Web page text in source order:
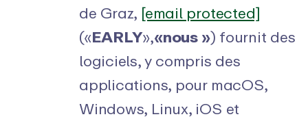
de Graz, [email protected]
(«EARLY»,«nous ») fournit des
logiciels, y compris des
applications, pour macOS,
Windows, Linux, iOS et